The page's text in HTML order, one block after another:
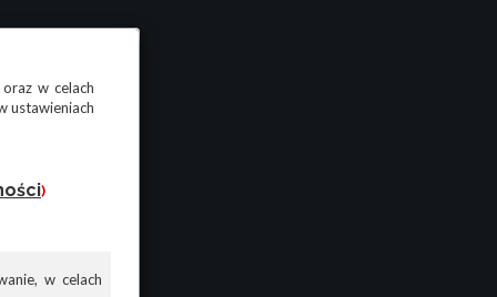
w celach
ustawieniach
)
w celach